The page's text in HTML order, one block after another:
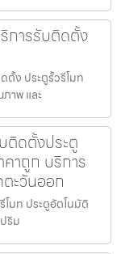
การรับติดตั้ง
ตั้ง ประตูรั้วรีโมท
าพ และ
ติดตั้งประตู
าถูก บริการ
ะวันออก
มท ประตูอัตโนมัติ
ริม